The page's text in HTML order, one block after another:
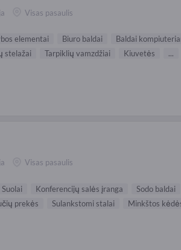
Visas pasaulis
elementai Biuro baldai
Baldai
stelažai Tarpiklių vamzdžiai Kiuvetės ...
Visas pasaulis
Suolai Konferencijų salės įranga
Sodo baldai
prekės Sulankstomi stalai Minkštos